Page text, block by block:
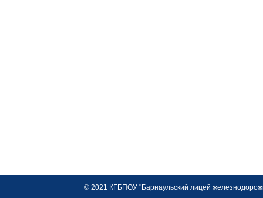
© 2021 КГБПОУ "Барнаульский лицей